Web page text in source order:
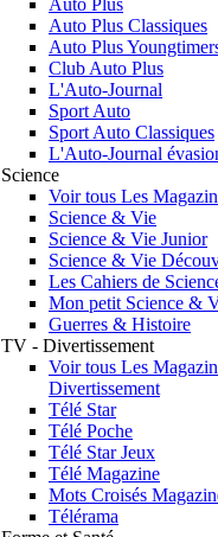
Auto Plus
Auto Plus Classiques
Auto Plus
Club Auto Plus
L'Auto-Journal
Sport Auto
Sport Auto Classiques
L'Auto-Journal
Science
Voir tous Les
Science & Vie
Science & Vie Junior
Science & Vie
Les Cahiers de
Mon petit Science &
Guerres & Histoire
TV - Divertissement
Voir tous Les
Divertissement
Télé Star
Télé Poche
Télé Star Jeux
Télé Magazine
Mots Croisés
Télérama